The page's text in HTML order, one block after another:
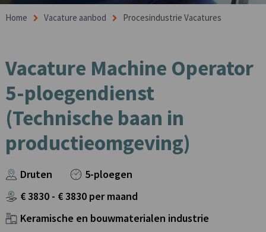
Home Vacature aanbod Procesindustrie Vacatures
Vacature Machine Operator
5-ploegendienst
(Technische baan in
productieomgeving)
Druten
5-ploegen
€3830 - €3830 per maand
Keramische en bouwmaterialen industrie